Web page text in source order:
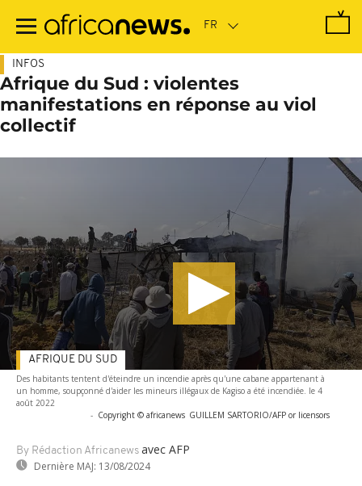
contenu
INFOS
Afrique du Sud : violentes
manifestations en réponse au viol
collectif
Des habitants tentent d'éteindre un incendie après qu'une cabane appartenant à
un homme, soupçonné d'aider les mineurs illégaux de Kagiso a été incendiée. le 4
août 2022
- Copyright © africanews GUILLEM SARTORIO/AFP or licensors
By Rédaction Africanews avec AFP
Dernière MAJ: 13/08/2024
AFRIQUE DU SUD